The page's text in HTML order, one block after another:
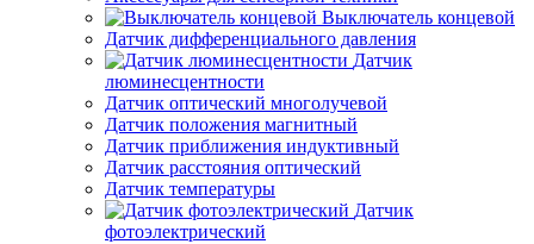
Выключатель концевой
Датчик дифференциального давления
Датчик
люминесцентности
Датчик оптический многолучевой
Датчик положения магнитный
Датчик приближения индуктивный
Датчик расстояния оптический
Датчик температуры
Датчик
фотоэлектрический